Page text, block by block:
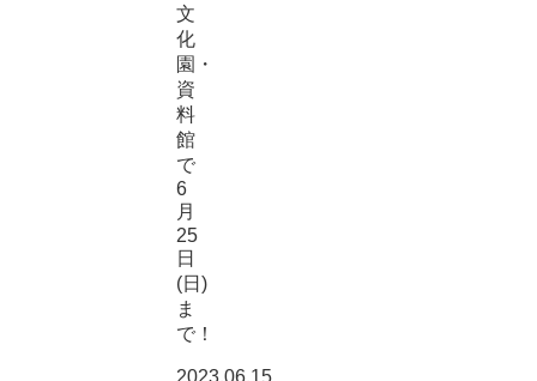
文
化
園・
資
料
館
で
6
月
25
日
(日)
ま
で！
2023.06.15